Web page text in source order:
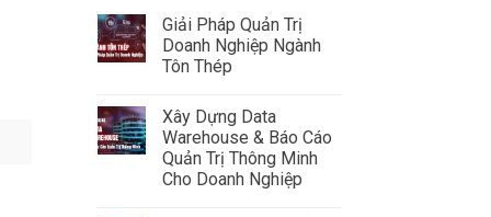
Giải Pháp Quản Trị
Doanh Nghiệp Ngành
Tôn Thép
bình
luận
ở
Giải
Pháp
Quản
Xây Dựng Data
Warehouse & Báo Cáo
Quản Trị Thông Minh
Cho Doanh Nghiệp